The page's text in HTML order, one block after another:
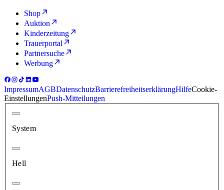
Shop
Auktion
Kinderzeitung
Trauerportal
Partnersuche
Werbung
ImpressumAGBDatenschutzBarrierefreiheitserklärungHilfeCookie-
EinstellungenPush-Mitteilungen
System
Hell